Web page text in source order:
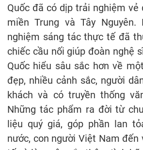
Quốc đã có dịp trải nghiệm vẻ
miền Trung và Tây
nghiệm sáng tác thực tế đã
chiếc cầu nối giúp đoàn nghệ
Quốc hiểu sâu sắc hơn về
đẹp, nhiều cảnh sắc, người
khách và có truyền thống
Những tác phẩm ra đời từ
liệu quý giá, góp phần lan
nước, con người Việt Nam đến